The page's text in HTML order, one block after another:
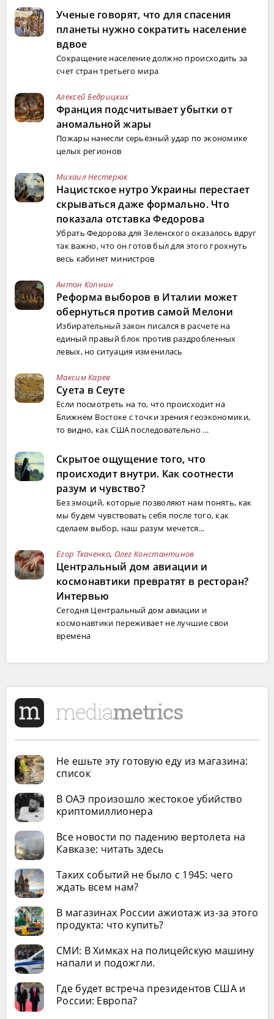
Ученые говорят, что для спасения
планеты нужно сократить население
вдвое
Сокращение население должно происходить за
счет стран третьего мира
Алексей Бедрицких
Франция подсчитывает убытки от
аномальной жары
Пожары нанесли серьёзный удар по экономике
целых регионов
Михаил Нестерюк
Нацистское нутро Украины перестает
скрываться даже формально. Что
показала отставка Федорова
Убрать Федорова для Зеленского оказалось вдруг
так важно, что он готов был для этого грохнуть
весь кабинет министров
Антон Копнин
Реформа выборов в Италии может
обернуться против самой Мелони
Избирательный закон писался в расчете на
единый правый блок против раздробленных
левых, но ситуация изменилась
Максим Карев
Суета в Сеуте
Если посмотреть на то, что происходит на
Ближнем Востоке с точки зрения геоэкономики,
то видно, как США последовательно ...
Скрытое ощущение того, что
происходит внутри. Как соотнести
разум и чувство?
Без эмоций, которые позволяют нам понять, как
мы будем чувствовать себя после того, как
сделаем выбор, наш разум мечется...
Егор Ткаченко, Олег Константинов
Центральный дом авиации и
космонавтики превратят в ресторан?
Интервью
Сегодня Центральный дом авиации и
космонавтики переживает не лучшие свои
времена
Не ешьте эту готовую еду из магазина:
список
В ОАЭ произошло жестокое убийство
криптомиллионера
Все новости по падению вертолета на
Кавказе: читать здесь
Таких событий не было с 1945: чего
ждать всем нам?
В магазинах России ажиотаж из-за этого
продукта: что купить?
СМИ: В Химках на полицейскую машину
напали и подожгли.
Где будет встреча президентов США и
России: Европа?